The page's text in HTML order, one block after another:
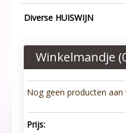
Diverse HUISWIJN
Winkelmandje (
Nog geen producten
Prijs: